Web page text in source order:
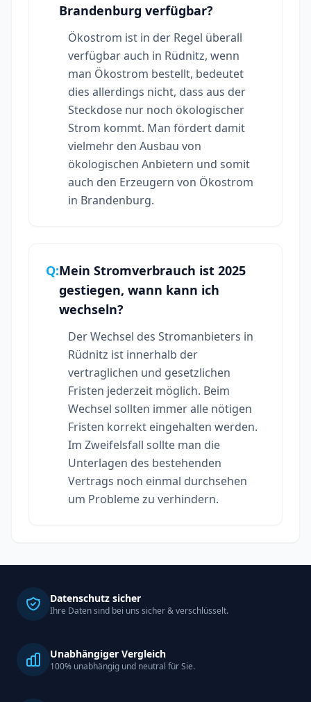
Brandenburg verfügbar?
Ökostrom ist in der Regel überall
verfügbar auch in Rüdnitz, wenn
man Ökostrom bestellt, bedeutet
dies allerdings nicht, dass aus der
Steckdose nur noch ökologischer
Strom kommt. Man fördert damit
vielmehr den Ausbau von
ökologischen Anbietern und somit
auch den Erzeugern von Ökostrom
in Brandenburg.
Q:Mein Stromverbrauch ist 2025
gestiegen, wann kann ich
wechseln?
Der Wechsel des Stromanbieters in
Rüdnitz ist innerhalb der
vertraglichen und gesetzlichen
Fristen jederzeit möglich. Beim
Wechsel sollten immer alle nötigen
Fristen korrekt eingehalten werden.
Im Zweifelsfall sollte man die
Unterlagen des bestehenden
Vertrags noch einmal durchsehen
um Probleme zu verhindern.
Datenschutz sicher
Ihre Daten sind bei uns sicher & verschlüsselt.
Unabhängiger Vergleich
100% unabhängig und neutral für Sie.